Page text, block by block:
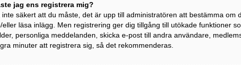
jag ens registrera mig?
inte säkert att du måste, det är upp till administratören att bestämma
eller läsa inlägg. Men registrering ger dig tillgång till utökade funktioner
personliga meddelanden, skicka e-post till andra användare,
minuter att registrera sig, så det rekommenderas.